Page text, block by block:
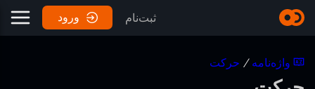
ثبت‌نام ورود
واژه‌نامه / حرکت